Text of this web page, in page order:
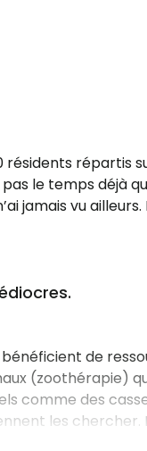
répartis
le temps déjà
jamais vu
de
(zoothérapie)
comme des
les